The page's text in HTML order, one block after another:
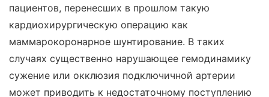
пациентов, перенесших в прошлом такую
кардиохирургическую операцию как
маммарокоронарное шунтирование. В таких
случаях существенно нарушающее гемодинамику
сужение или окклюзия подключичной артерии
может приводить к недостаточному поступлению